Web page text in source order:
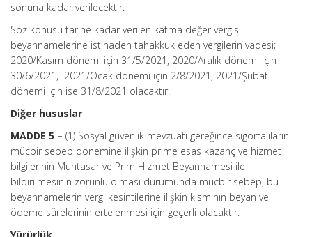
sonuna kadar verilecektir.
Söz konusu tarihe kadar verilen katma değer vergisi
beyannamelerine istinaden tahakkuk eden vergilerin vadesi;
2020/Kasım dönemi için 31/5/2021, 2020/Aralık dönemi için
30/6/2021, 2021/Ocak dönemi için 2/8/2021, 2021/Şubat
dönemi için ise 31/8/2021 olacaktır.
Diğer hususlar
MADDE 5 – (1) Sosyal güvenlik mevzuatı gereğince sigortalıların
mücbir sebep dönemine ilişkin prime esas kazanç ve hizmet
bilgilerinin Muhtasar ve Prim Hizmet Beyannamesi ile
bildirilmesinin zorunlu olması durumunda mücbir sebep, bu
beyannamelerin vergi kesintilerine ilişkin kısmının beyan ve
ödeme sürelerinin ertelenmesi için geçerli olacaktır.